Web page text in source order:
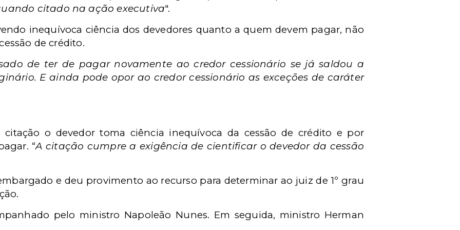
citado na ação executiva".
inequívoca ciência dos devedores quanto a quem devem pagar, não
de crédito.
de ter de pagar novamente ao credor cessionário se já saldou a
E ainda pode opor ao credor cessionário as exceções de caráter
o devedor toma ciência inequívoca da cessão de crédito e por
“A citação cumpre a exigência de cientificar o devedor da cessão
e deu provimento ao recurso para determinar ao juiz de 1º grau
pelo ministro Napoleão Nunes. Em seguida, ministro Herman